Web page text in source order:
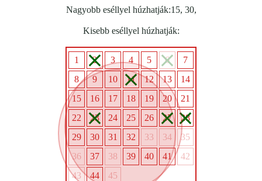
Nagyobb eséllyel húzhatják:15, 30,
Kisebb eséllyel húzhatják:
1 2 3 4 5 6
7
8
9 10 11 12 13
14
15
16 17 18 19 20
21
22
23 24 25 26 27
28
29
30 31 32 33 34
35
36
37 38 39 40 41
42
43
44 45